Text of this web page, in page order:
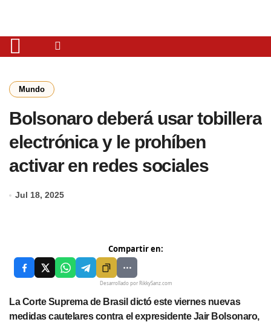
Mundo
Bolsonaro deberá usar tobillera
electrónica y le prohíben
activar en redes sociales
Jul 18, 2025
Compartir en:
Desarrollado por RikkySanz.com
La Corte Suprema de Brasil dictó este viernes nuevas
medidas cautelares contra el expresidente Jair Bolsonaro,